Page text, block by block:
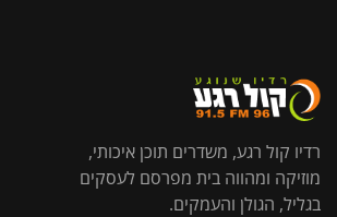
רדיו קול רגע, משדרים תוכן איכותי,
מוזיקה ומהווה בית מפרסם לעסקים
בגליל, הגולן והעמקים.